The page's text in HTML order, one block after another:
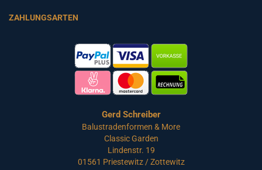
ZAHLUNGSARTEN
Gerd Schreiber
Balustradenformen & More
Classic Garden
Lindenstr. 19
01561 Priestewitz / Zottewitz